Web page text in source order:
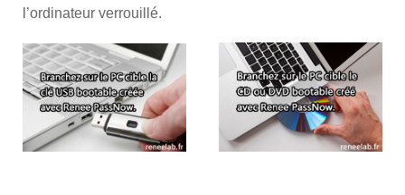
l’ordinateur verrouillé.